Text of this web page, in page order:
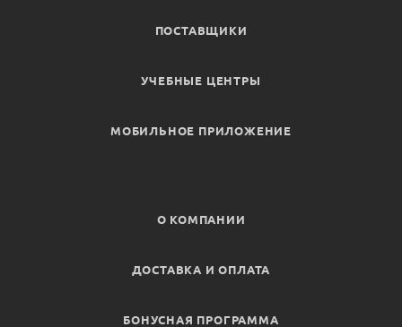
ПОСТАВЩИКИ
УЧЕБНЫЕ ЦЕНТРЫ
МОБИЛЬНОЕ ПРИЛОЖЕНИЕ
О КОМПАНИИ
ДОСТАВКА И ОПЛАТА
БОНУСНАЯ ПРОГРАММА